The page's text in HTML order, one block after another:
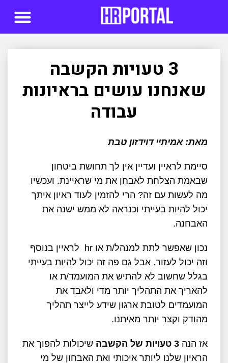
3 טעויות הקשבה
שאנחנו עושים בראיונות
עבודה
מאת: אמיתיי דוידזון טבת
סיימת לראיין ועדיין אין לך תחושת ביטחון
שבאמת הצלחת לאבחן את מי שראיינת. ועכשיו
מה לעשות עם זה? הרי להזמין לעוד ראיון איתך
יכול להיות בעייתי וכנראה לא ממש ישנה את
האבחנה.
נכון שאפשר לתת למנהל/ת או hr לראיין בנוסף
וזה יכול לעזור. אבל גם פה זה יכול להיות בעייתי
בגלל שחשוב לא להתיש את המועמד/ת או
להאריך את התהליך יותר מדי ולאבד את
המועמדים לטובת ארגון שידע לייצר תהליך
מהודק וקצר יותר מאיתנו.
אז הנה 3 טעויות של הקשבה
שיכולות להפוך את
הראיון שלנו ליותר איכותי ואת האבחון של מי